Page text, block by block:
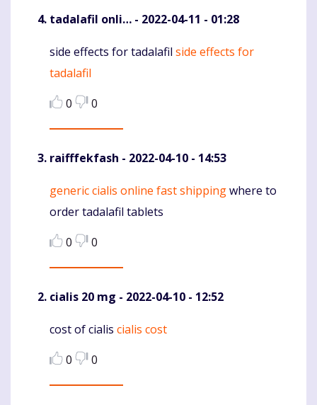
tadalafil onli… - 2022-04-11 - 01:28
Komentaras
side effects for tadalafil side effects for
tadalafil
0
0
raifffekfash - 2022-04-10 - 14:53
Komentaras
generic cialis online fast shippingwhere to
order tadalafil tablets
0
0
cialis 20 mg - 2022-04-10 - 12:52
Komentaras
cost of cialis cialis cost
0
0